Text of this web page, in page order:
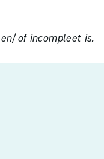
of incompleet is.